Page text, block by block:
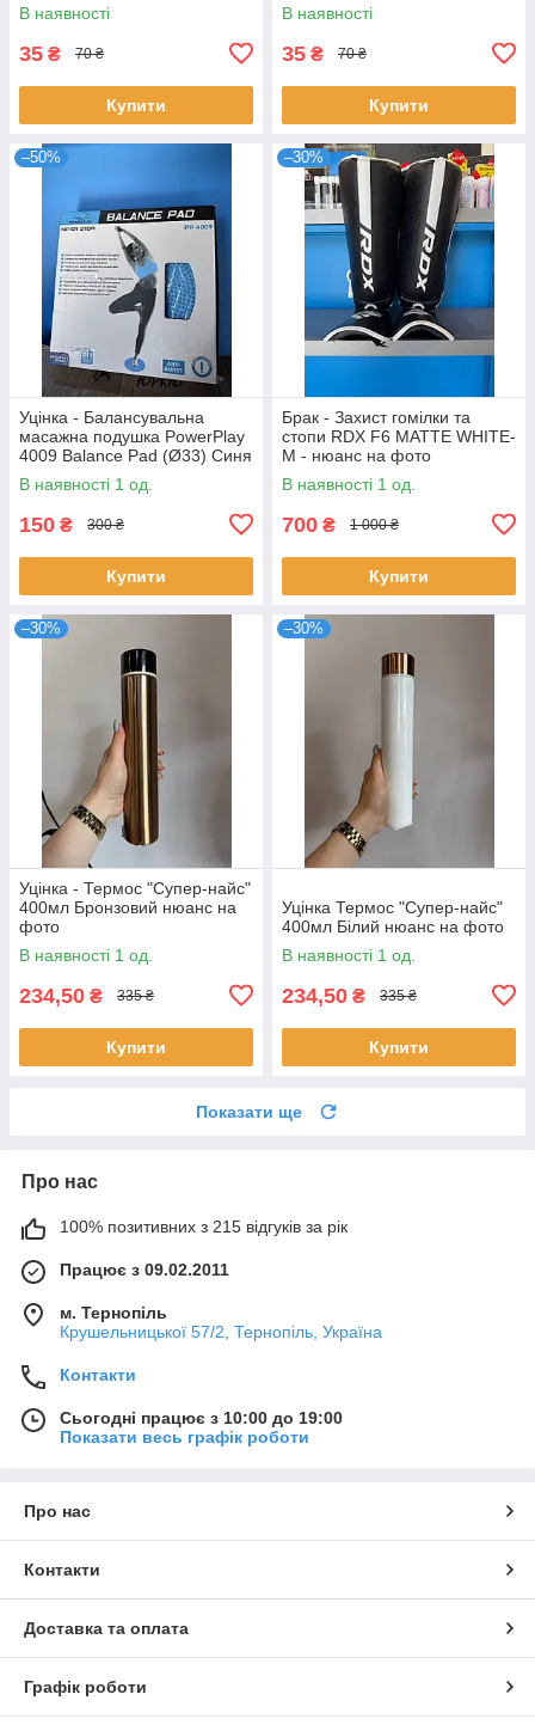
В наявності
35 ₴ 70 ₴
Купити
В наявності
35 ₴ 70 ₴
Купити
–50%
Уцінка - Балансувальна
масажна подушка PowerPlay
4009 Balance Pad (Ø33) Синя
( без клапана , випускає
повітря якщо ставати))
В наявності 1 од.
150 ₴ 300 ₴
Купити
–30%
Брак - Захист гомілки та
стопи RDX F6 MATTE WHITE-
M - нюанс на фото
В наявності 1 од.
700 ₴ 1 000 ₴
Купити
–30%
Уцінка - Термос "Супер-найс"
400мл Бронзовий нюанс на
фото
В наявності 1 од.
234,50 ₴ 335 ₴
Купити
–30%
Уцінка Термос "Супер-найс"
400мл Білий нюанс на фото
В наявності 1 од.
234,50 ₴ 335 ₴
Купити
Показати ще
Про нас
100% позитивних з 215 відгуків за рік
Працює з 09.02.2011
м. Тернопіль
Крушельницької 57/2, Тернопіль, Україна
Контакти
Сьогодні працює з 10:00 до 19:00
Показати весь графік роботи
Про нас
Контакти
Доставка та оплата
Графік роботи